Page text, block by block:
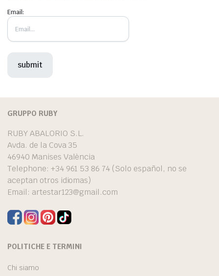
Email:
GRUPPO RUBY
RUBY ABALORIO S.L.
Avda. de la Cova 35
46940 Manises València
Telephone: +34 961 53 86 74 (Solo español, no se
aceptan otros idiomas)
Email: artestar123@gmail.com
POLITICHE E TERMINI
Chi siamo